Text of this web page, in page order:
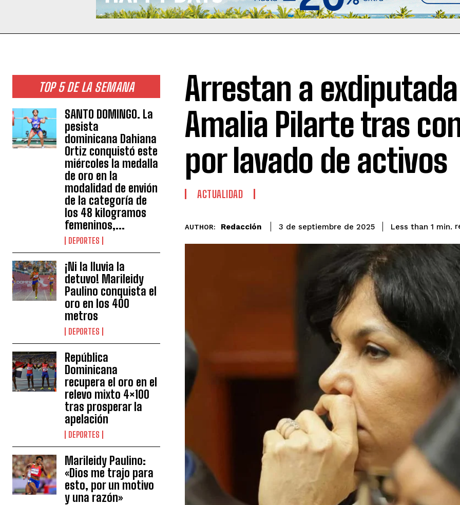
TOP 5 DE LA SEMANA
SANTO DOMINGO. La
pesista
dominicana Dahiana
Ortiz conquistó este
miércoles la medalla
de oro en la
modalidad de envión
de la categoría de
los 48 kilogramos
femeninos,...
DEPORTES
¡Ni la lluvia la
detuvo! Marileidy
Paulino conquista el
oro en los 400
metros
DEPORTES
República
Dominicana
recupera el oro en el
relevo mixto 4×100
tras prosperar la
apelación
DEPORTES
Marileidy Paulino:
«Dios me trajo para
esto, por un motivo
y una razón»
Arrestan a
Amalia Pilarte tras
por lavado de activos
ACTUALIDAD
AUTHOR: Redacción 3 de septiembre de 2025 Less than 1 min.